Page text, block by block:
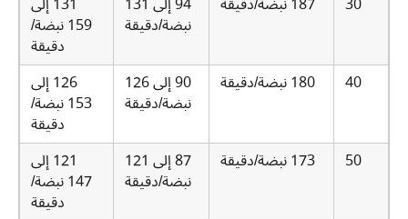
نبضة/دقيقة 159 نبضة/
دقيقة
40
180 نبضة/دقيقة 90 إلى 126
نبضة/دقيقة
126 إلى
153 نبضة/
دقيقة
50
173 نبضة/دقيقة 87 إلى 121
نبضة/دقيقة
121 إلى
147 نبضة/
دقيقة